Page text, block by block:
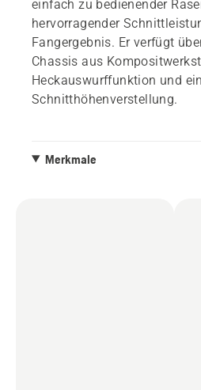
einfach zu bedienender
hervorragender
Fangergebnis. Er verfügt
Chassis aus
Heckauswurffunktion und
Schnitthöhenverstellung.
Merkmale